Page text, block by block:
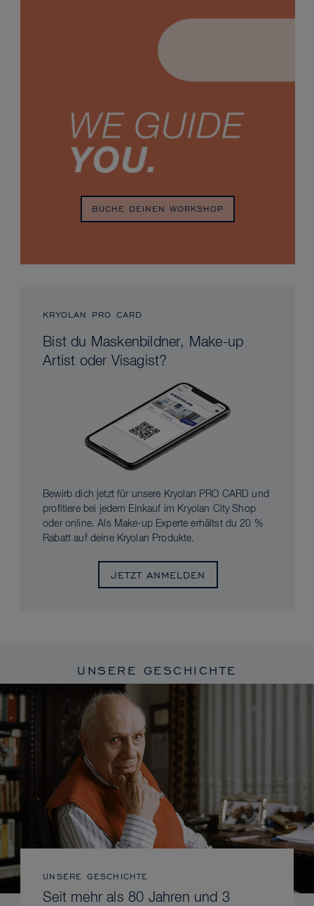
BUCHE DEINEN WORKSHOP
KRYOLAN PRO CARD
Bist du Maskenbildner, Make-up
Artist oder Visagist?
Bewirb dich jetzt für unsere Kryolan PRO CARD und
profitiere bei jedem Einkauf im Kryolan City Shop
oder online. Als Make-up Experte erhältst du 20 %
Rabatt auf deine Kryolan Produkte.
JETZT ANMELDEN
UNSERE GESCHICHTE
UNSERE GESCHICHTE
Seit mehr als 80 Jahren und 3